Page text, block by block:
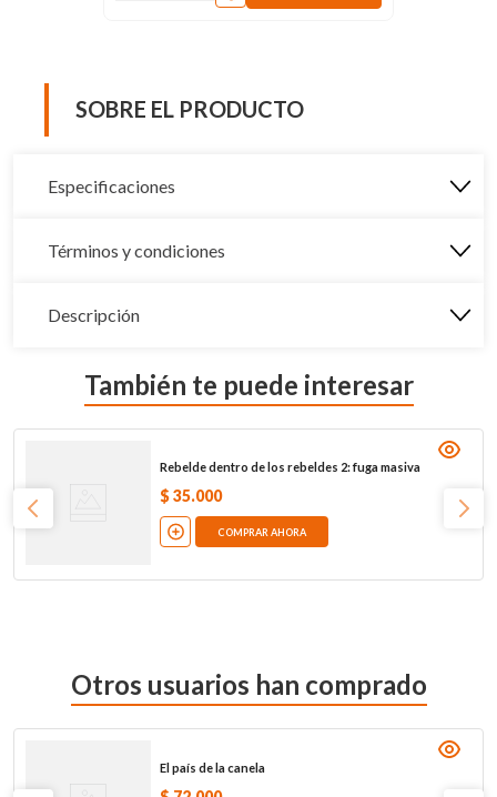
SOBRE EL PRODUCTO
Especificaciones
Términos y condiciones
Descripción
También te puede interesar
Rebelde dentro de los rebeldes 2: fuga masiva
$ 35.000
COMPRAR AHORA
Otros usuarios han comprado
El país de la canela